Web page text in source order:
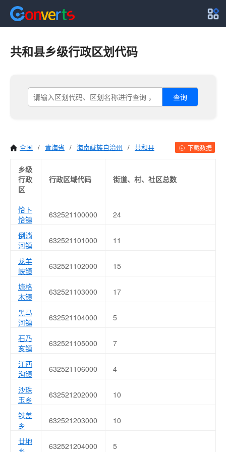
共和县乡级行政区划代码
查询
全国 / 青海省 / 海南藏族自治州 / 共和县 下载数据
乡级
行政
区
行政区域代码 街道、村、社区总数
恰卜
恰镇
632521100000 24
倒淌
河镇
632521101000 11
龙羊
峡镇
632521102000 15
塘格
木镇
632521103000 17
黑马
河镇
632521104000 5
石乃
亥镇
632521105000 7
江西
沟镇
632521106000 4
沙珠
玉乡
632521202000 10
铁盖
乡
632521203000 10
廿地
632521204000 5